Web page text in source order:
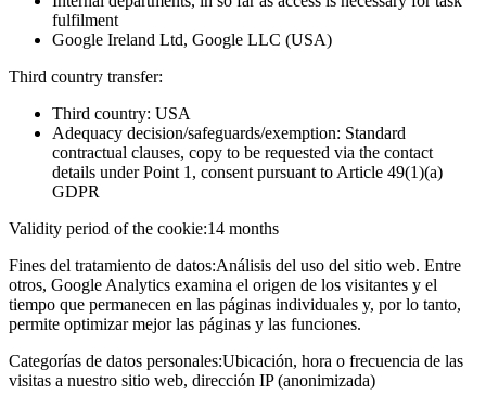
fulfilment
Google Ireland Ltd, Google LLC (USA)
Third country transfer:
Third country: USA
Adequacy decision/safeguards/exemption: Standard
contractual clauses, copy to be requested via the contact
details under Point 1, consent pursuant to Article 49(1)(a)
GDPR
Validity period of the cookie:14 months
Fines del tratamiento de datos:Análisis del uso del sitio web. Entre
otros, Google Analytics examina el origen de los visitantes y el
tiempo que permanecen en las páginas individuales y, por lo tanto,
permite optimizar mejor las páginas y las funciones.
Categorías de datos personales:Ubicación, hora o frecuencia de las
visitas a nuestro sitio web, dirección IP (anonimizada)